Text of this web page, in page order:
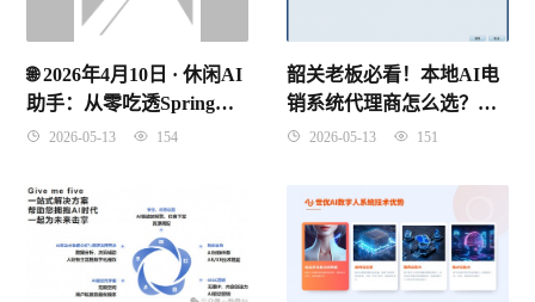
🌐 2026年4月10日 · 休闲AI
助手：从零吃透Spring
IoC控制反转，理解原理
2026-05-13 154
韶关老板必看！本地AI电
销系统代理商怎么选？别
再被“假智能”割韭菜了！
2026-05-13 151